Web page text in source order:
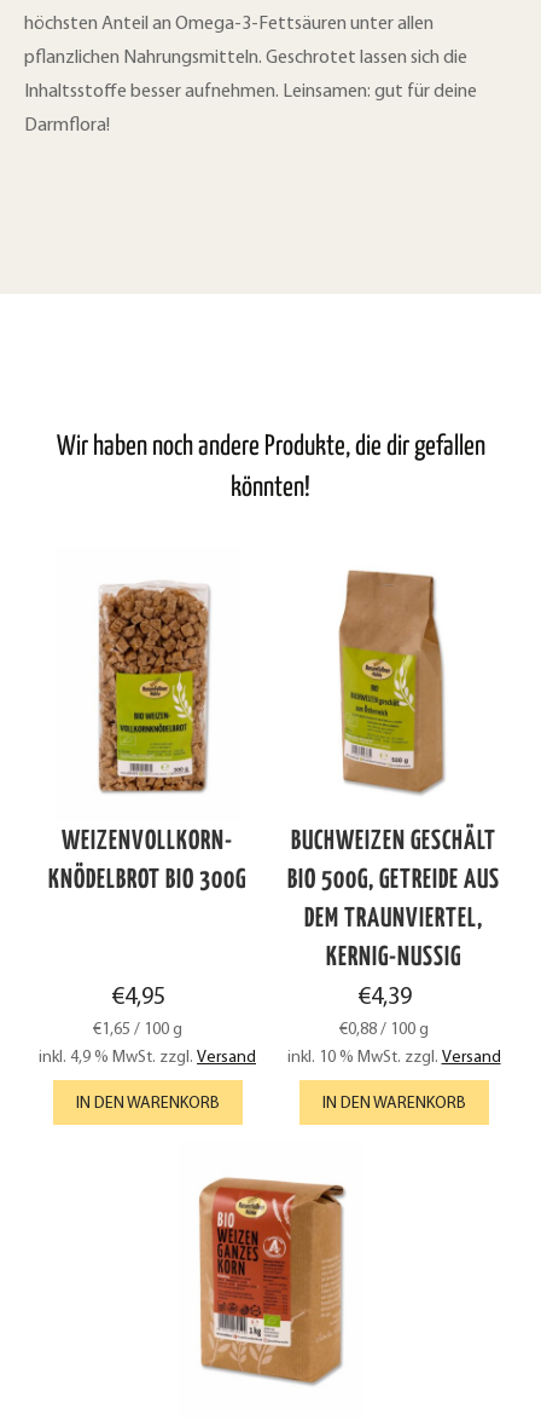
höchsten Anteil an Omega-3-Fettsäuren unter allen
pflanzlichen Nahrungsmitteln. Geschrotet lassen sich die
Inhaltsstoffe besser aufnehmen. Leinsamen: gut für deine
Darmflora!
Wir haben noch andere Produkte, die dir gefallen
könnten!
WEIZENVOLLKORN-
KNÖDELBROT BIO 300G
€4,95
€1,65 / 100 g
inkl. 4,9 % MwSt. zzgl. Versand
IN DEN WARENKORB
BUCHWEIZEN GESCHÄLT
BIO 500G, GETREIDE AUS
DEM TRAUNVIERTEL,
KERNIG-NUSSIG
€4,39
€0,88 / 100 g
inkl. 10 % MwSt. zzgl. Versand
IN DEN WARENKORB